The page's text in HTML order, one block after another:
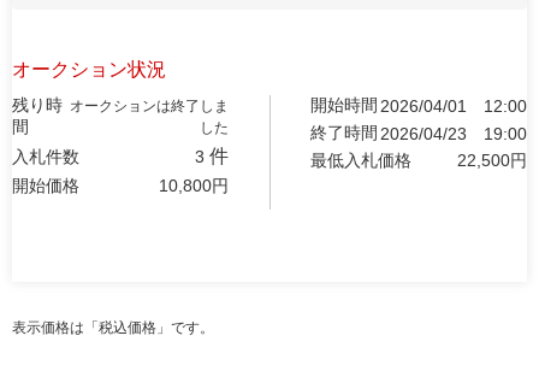
オークション状況
残り時
間
オークションは終了しま
した
入札件数 3 件
開始価格 10,800円
開始時間 2026/04/01
12:00
終了時間 2026/04/23
19:00
最低入札価格
22,500円
表示価格は「税込価格」です。